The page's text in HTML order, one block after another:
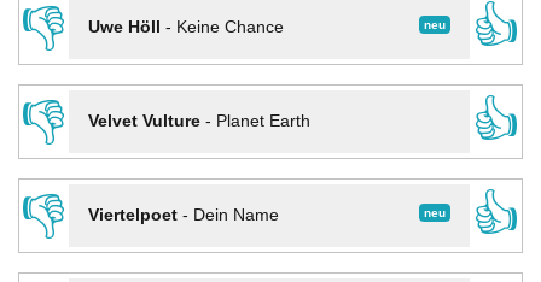
👎
neu
Uwe Höll - Keine Chance
👍
👎
Velvet Vulture- Planet Earth
👍
👎
neu
Viertelpoet- Dein Name
👍